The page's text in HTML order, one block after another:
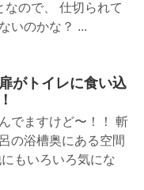
ので、 仕切られて
いのかな？ ...
がトイレに食い込
でますけど〜！！ 斬
の浴槽奥にある空間
もいろいろ気にな